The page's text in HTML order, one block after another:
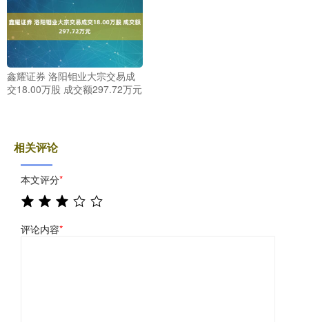
鑫耀证券 洛阳钼业大宗交易成
交18.00万股 成交额297.72万元
相关评论
本文评分*
评论内容*